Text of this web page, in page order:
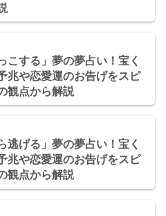
こする」夢の夢占い！宝く
兆や恋愛運のお告げをスピ
観点から解説
逃げる」夢の夢占い！宝く
兆や恋愛運のお告げをスピ
観点から解説